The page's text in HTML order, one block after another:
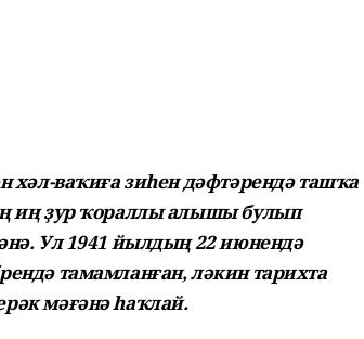
хәл-ваҡиға зиһен дәфтәрендә ташҡа
иң ҙур ҡораллы алышы булып
Ул 1941 йылдың 22 июнендә
тамамланған, ләкин тарихта
мәғәнә һаҡлай.